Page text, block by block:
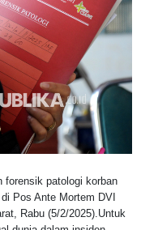
forensik patologi korban
Pos Ante Mortem DVI
Rabu (5/2/2025).Untuk